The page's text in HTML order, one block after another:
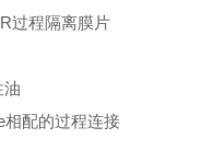
过程隔离膜片
配的过程连接